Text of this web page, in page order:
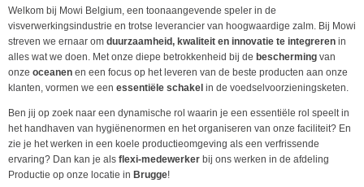
Welkom bij Mowi Belgium, een toonaangevende speler in de
visverwerkingsindustrie en trotse leverancier van hoogwaardige zalm. Bij Mowi
streven we ernaar om duurzaamheid, kwaliteit en innovatie te integreren in
alles wat we doen. Met onze diepe betrokkenheid bij de bescherming van
onze oceanen en een focus op het leveren van de beste producten aan onze
klanten, vormen we een essentiële schakel in de voedselvoorzieningsketen.
Ben jij op zoek naar een dynamische rol waarin je een essentiële rol speelt in
het handhaven van hygiënenormen en het organiseren van onze faciliteit? En
zie je het werken in een koele productieomgeving als een verfrissende
ervaring? Dan kan je als flexi-medewerker bij ons werken in de afdeling
Productie op onze locatie in Brugge!